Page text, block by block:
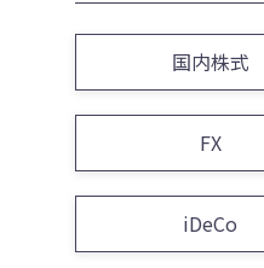
国内株式
FX
iDeCo